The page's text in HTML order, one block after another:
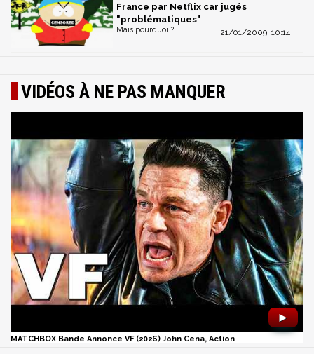
France par Netflix car jugés
"problématiques"
21/01/2009, 10:14
Mais pourquoi ?
VIDÉOS À NE PAS MANQUER
►
MATCHBOX Bande Annonce VF (2026) John Cena, Action